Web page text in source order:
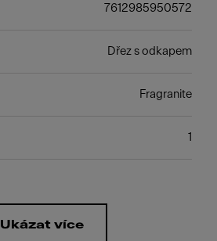
7612985950572
Dřez s odkapem
Fragranite
1
Ukázat více